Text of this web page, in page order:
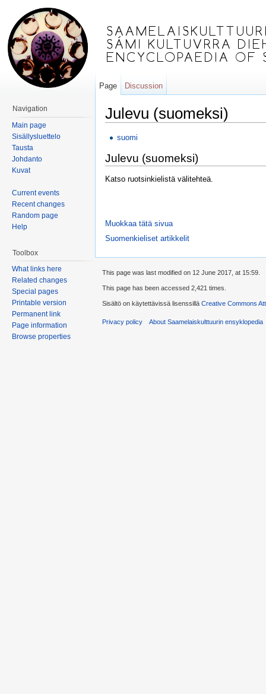
Julevu (suomeksi)
suomi
Julevu (suomeksi)
Katso ruotsinkielistä välitehteä.
Muokkaa tätä sivua
Suomenkieliset artikkelit
Page Discussion
Navigation
Main page
Sisällysluettelo
Tausta
Johdanto
Kuvat
Current events
Recent changes
Random page
Help
Toolbox
What links here
Related changes
Special pages
Printable version
Permanent link
Page information
Browse properties
This page was last modified on 12 June 2017, at 15:59.
This page has been accessed 2,421 times.
Sisältö on käytettävissä lisenssillä Creative Commons
Privacy policy About Saamelaiskulttuurin ensyklopedia